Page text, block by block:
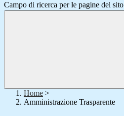
Campo di ricerca per le pagine del sito
Home >
Amministrazione Trasparente